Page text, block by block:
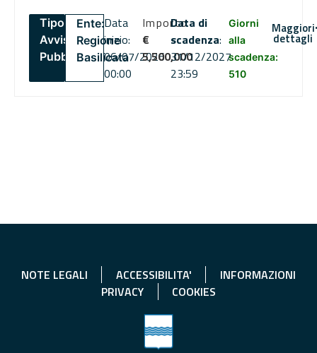
Tipo:
Avviso
Pubblico
Ente:
Regione
Basilicata
Data
inizio:
06/07/2026
00:00
Importo
€
5,500,000
Data di
scadenza:
31/12/2027
23:59
Giorni
alla
scadenza:
510
Maggiori
dettagli
NOTE LEGALI ACCESSIBILITA'
INFORMAZIONI
PRIVACY
COOKIES